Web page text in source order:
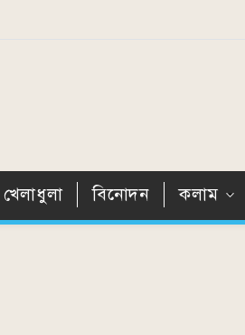
খেলাধুলা বিনোদন কলাম